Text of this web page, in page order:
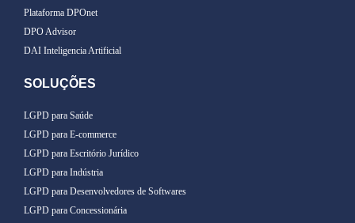
Plataforma DPOnet
DPO Advisor
DAI Inteligencia Artificial
SOLUÇÕES
LGPD para Saúde
LGPD para E-commerce
LGPD para Escritório Jurídico
LGPD para Indústria
LGPD para Desenvolvedores de Softwares
LGPD para Concessionária